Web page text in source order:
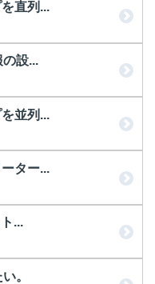
直列...
設...
並列...
ター...
...
。